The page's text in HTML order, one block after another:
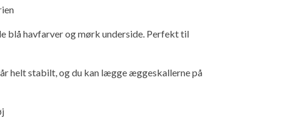
blå havfarver og mørk underside. Perfekt til
helt stabilt, og du kan lægge æggeskallerne på